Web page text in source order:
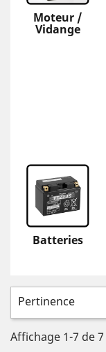
Moteur /
Vidange
Batteries
Pertinence
Affichage 1-7 de